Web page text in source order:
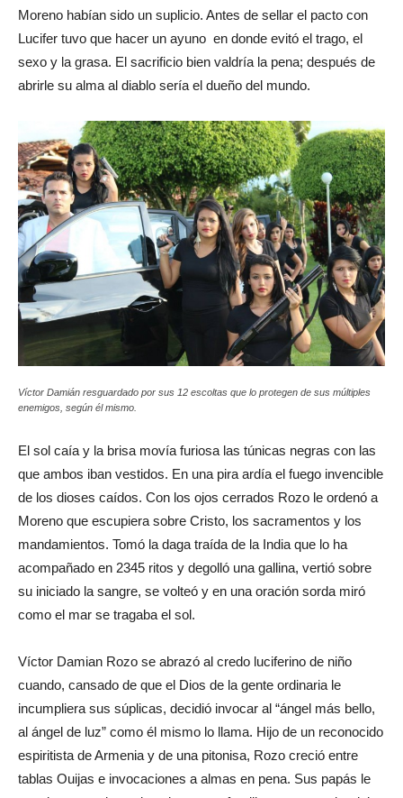
Moreno habían sido un suplicio. Antes de sellar el pacto con
Lucifer tuvo que hacer un ayuno en donde evitó el trago, el
sexo y la grasa. El sacrificio bien valdría la pena; después de
abrirle su alma al diablo sería el dueño del mundo.
Víctor Damián resguardado por sus 12 escoltas que lo protegen de sus múltiples
enemigos, según él mismo.
El sol caía y la brisa movía furiosa las túnicas negras con las
que ambos iban vestidos. En una pira ardía el fuego invencible
de los dioses caídos. Con los ojos cerrados Rozo le ordenó a
Moreno que escupiera sobre Cristo, los sacramentos y los
mandamientos. Tomó la daga traída de la India que lo ha
acompañado en 2345 ritos y degolló una gallina, vertió sobre
su iniciado la sangre, se volteó y en una oración sorda miró
como el mar se tragaba el sol.
Víctor Damian Rozo se abrazó al credo luciferino de niño
cuando, cansado de que el Dios de la gente ordinaria le
incumpliera sus súplicas, decidió invocar al “ángel más bello,
al ángel de luz” como él mismo lo llama. Hijo de un reconocido
espiritista de Armenia y de una pitonisa, Rozo creció entre
tablas Ouijas e invocaciones a almas en pena. Sus papás le